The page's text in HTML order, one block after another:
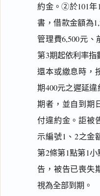
約金。②於101年
書，借款金額為
管理費6,500元、
第3期起依利率指
還本或繳息時，
期400元之遲延
期者，並自到期
付違約金。詎被
示編號1、2之金
第2條第1點第1
告，被告已喪失
視為全部到期。